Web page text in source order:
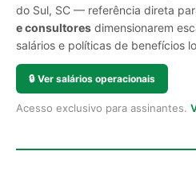
do Sul, SC — referência direta
e consultores dimensionarem
salários e políticas de benefícios
🔒 Ver salários operacionais
Acesso exclusivo para assinantes.